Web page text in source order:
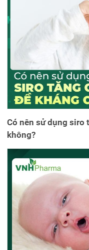
Có nên sử dụng siro
không?